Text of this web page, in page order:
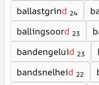
ballastgrind 24
ballingsoord 23
bandengeluid 23
bandsnelheid 22